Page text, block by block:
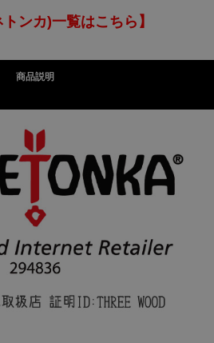
ンカ)一覧はこちら】
商品説明